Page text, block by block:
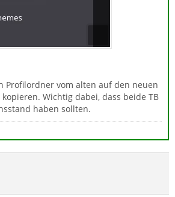
Profilordner vom alten auf den neuen
Wichtig dabei, dass beide TB
haben sollten.